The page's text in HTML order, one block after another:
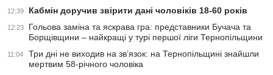
12:39 Кабмін доручив звірити дані чоловіків 18-60 років
12:23
Гольова заміна та яскрава гра: представники Бучача та
Борщівщини – найкращі у турі першої ліги Тернопільщини
11:04
Три дні не виходив на зв’язок: на Тернопільщині знайшли
мертвим 58-річного чоловіка